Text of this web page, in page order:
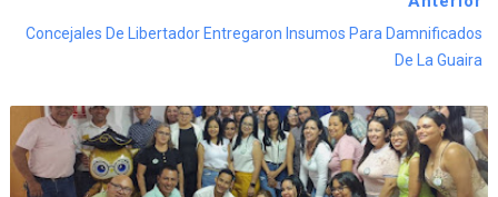
‎Concejales De Libertador Entregaron Insumos Para Damnificados
De La Guaira